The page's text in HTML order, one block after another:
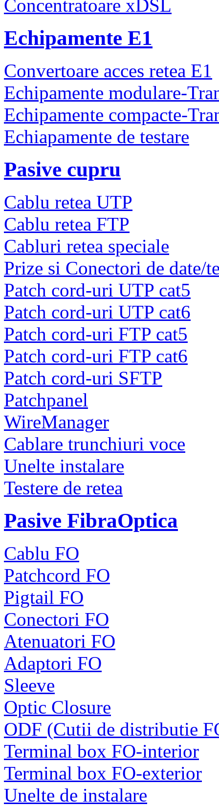
Concentratoare xDSL
Echipamente E1
Convertoare acces retea E1
Echipamente modulare-
Echipamente compacte-
Echiapamente de testare
Pasive cupru
Cablu retea UTP
Cablu retea FTP
Cabluri retea speciale
Prize si Conectori de date/
Patch cord-uri UTP cat5
Patch cord-uri UTP cat6
Patch cord-uri FTP cat5
Patch cord-uri FTP cat6
Patch cord-uri SFTP
Patchpanel
WireManager
Cablare trunchiuri voce
Unelte instalare
Testere de retea
Pasive FibraOptica
Cablu FO
Patchcord FO
Pigtail FO
Conectori FO
Atenuatori FO
Adaptori FO
Sleeve
Optic Closure
ODF (Cutii de distributie
Terminal box FO-interior
Terminal box FO-exterior
Unelte de instalare